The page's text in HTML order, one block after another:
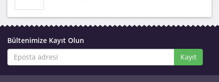
Bültenimize Kayıt Olun
Kayıt